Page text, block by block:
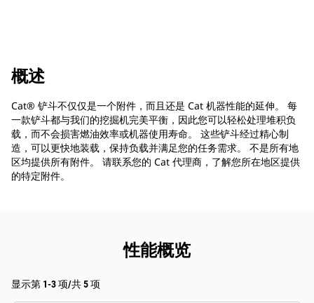
概述
Cat® 铲斗不仅仅是一个附件，而且还是 Cat 机器性能的延伸。 每
一款铲斗都与我们的挖掘机完美平衡，因此您可以轻松处理堆积负
载，而不会损害燃油效率或机器使用寿命。 这些铲斗经过精心制
造，可以更快地装载，保持负载并满足您的任务需求。 不是所有地
区均提供所有附件。 请联系您的 Cat 代理商，了解您所在地区提供
的特定附件。
性能概览
显示第 1-3 项/共 5 项